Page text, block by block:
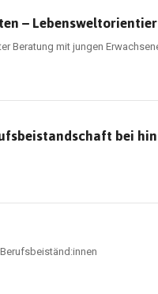
–
Beratung mit jungen
bei